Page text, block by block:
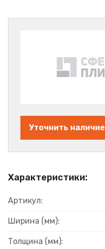
Характеристики:
Артикул:
Ширина (мм):
Толщина (мм):
Уточнить наличие